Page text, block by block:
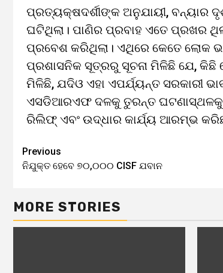
ପ୍ରତ୍ୟକ୍ଷଦର୍ଶୀଙ୍କ ଅନୁଯାୟୀ, ବନ୍ୟାର
ଘଟିଥିଲା। ପାଣିର ପ୍ରବାହ ଏତେ ପ୍ରଖର
ପ୍ରବେଶ କରିଥିଲା। ଏଥିରେ କେତେ ଲୋକ
ପ୍ରଶାସନିକ ସୂତ୍ରରୁ ସୂଚନା ମିଳିଛି ଯେ, କିଛି
ମିଳିଛି, ଯଦିଓ ଏହା ଏପର୍ଯ୍ୟନ୍ତ ସରକାରୀ
ଏସଡିଆରଏଫ ଦଳକୁ ତୁରନ୍ତ ଘଟଣାସ୍ଥଳକୁ
ରିଲିଫ୍ ଏବଂ ଉଦ୍ଧାର କାର୍ଯ୍ୟ ଆରମ୍ଭ
Continue
Reading
Previous
ନିଯୁକ୍ତ ହେବେ ୭୦,୦୦୦ CISF ଯବାନ
MORE STORIES